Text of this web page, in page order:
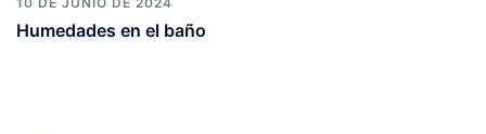
Humedades en el baño